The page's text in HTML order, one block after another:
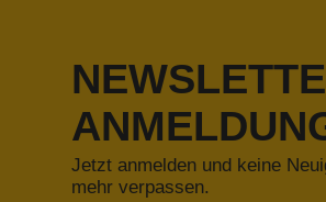
Jetzt anmelden und keine
mehr verpassen.